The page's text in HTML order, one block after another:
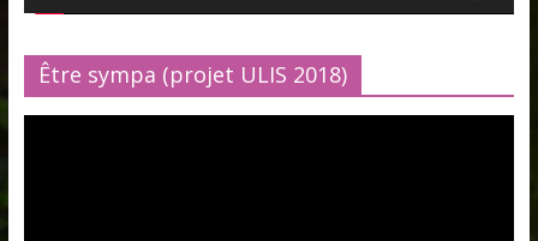
Être sympa (projet ULIS 2018)